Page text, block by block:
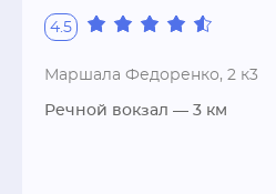
4.5
Маршала Федоренко, 2 к3
Речной вокзал — 3 км